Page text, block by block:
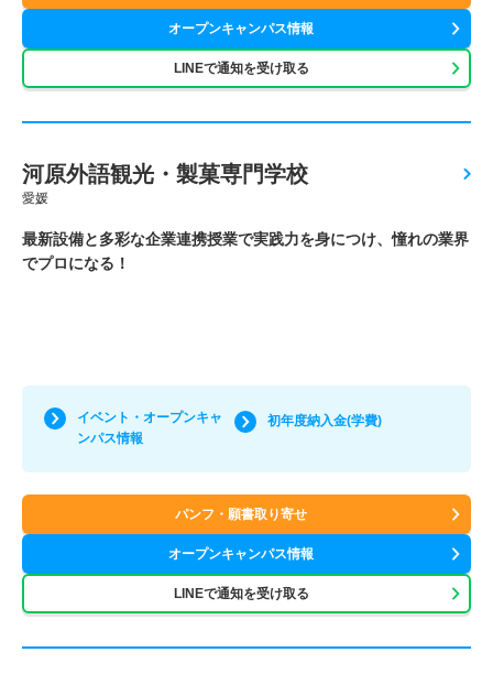
オープンキャンパス情報
LINEで通知を受け取る
河原外語観光・製菓専門学校
愛媛
最新設備と多彩な企業連携授業で実践力を身につけ、憧れの業界
でプロになる！
イベント・オープンキャ
ンパス情報
初年度納入金(学費)
パンフ・願書取り寄せ
オープンキャンパス情報
LINEで通知を受け取る